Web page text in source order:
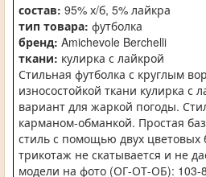
состав: 95% х/б, 5% лайкра
тип товара: футболка
бренд: Amichevole Berchelli
ткани: кулирка с лайкрой
Стильная футболка с круглым
износостойкой ткани кулирка с
вариант для жаркой погоды.
карманом-обманкой. Простая
стиль с помощью двух цветовых
трикотаж не скатывается и не
модели на фото (ОГ-ОТ-ОБ): 103-